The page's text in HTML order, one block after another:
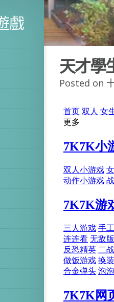
戲
天才學
Posted on